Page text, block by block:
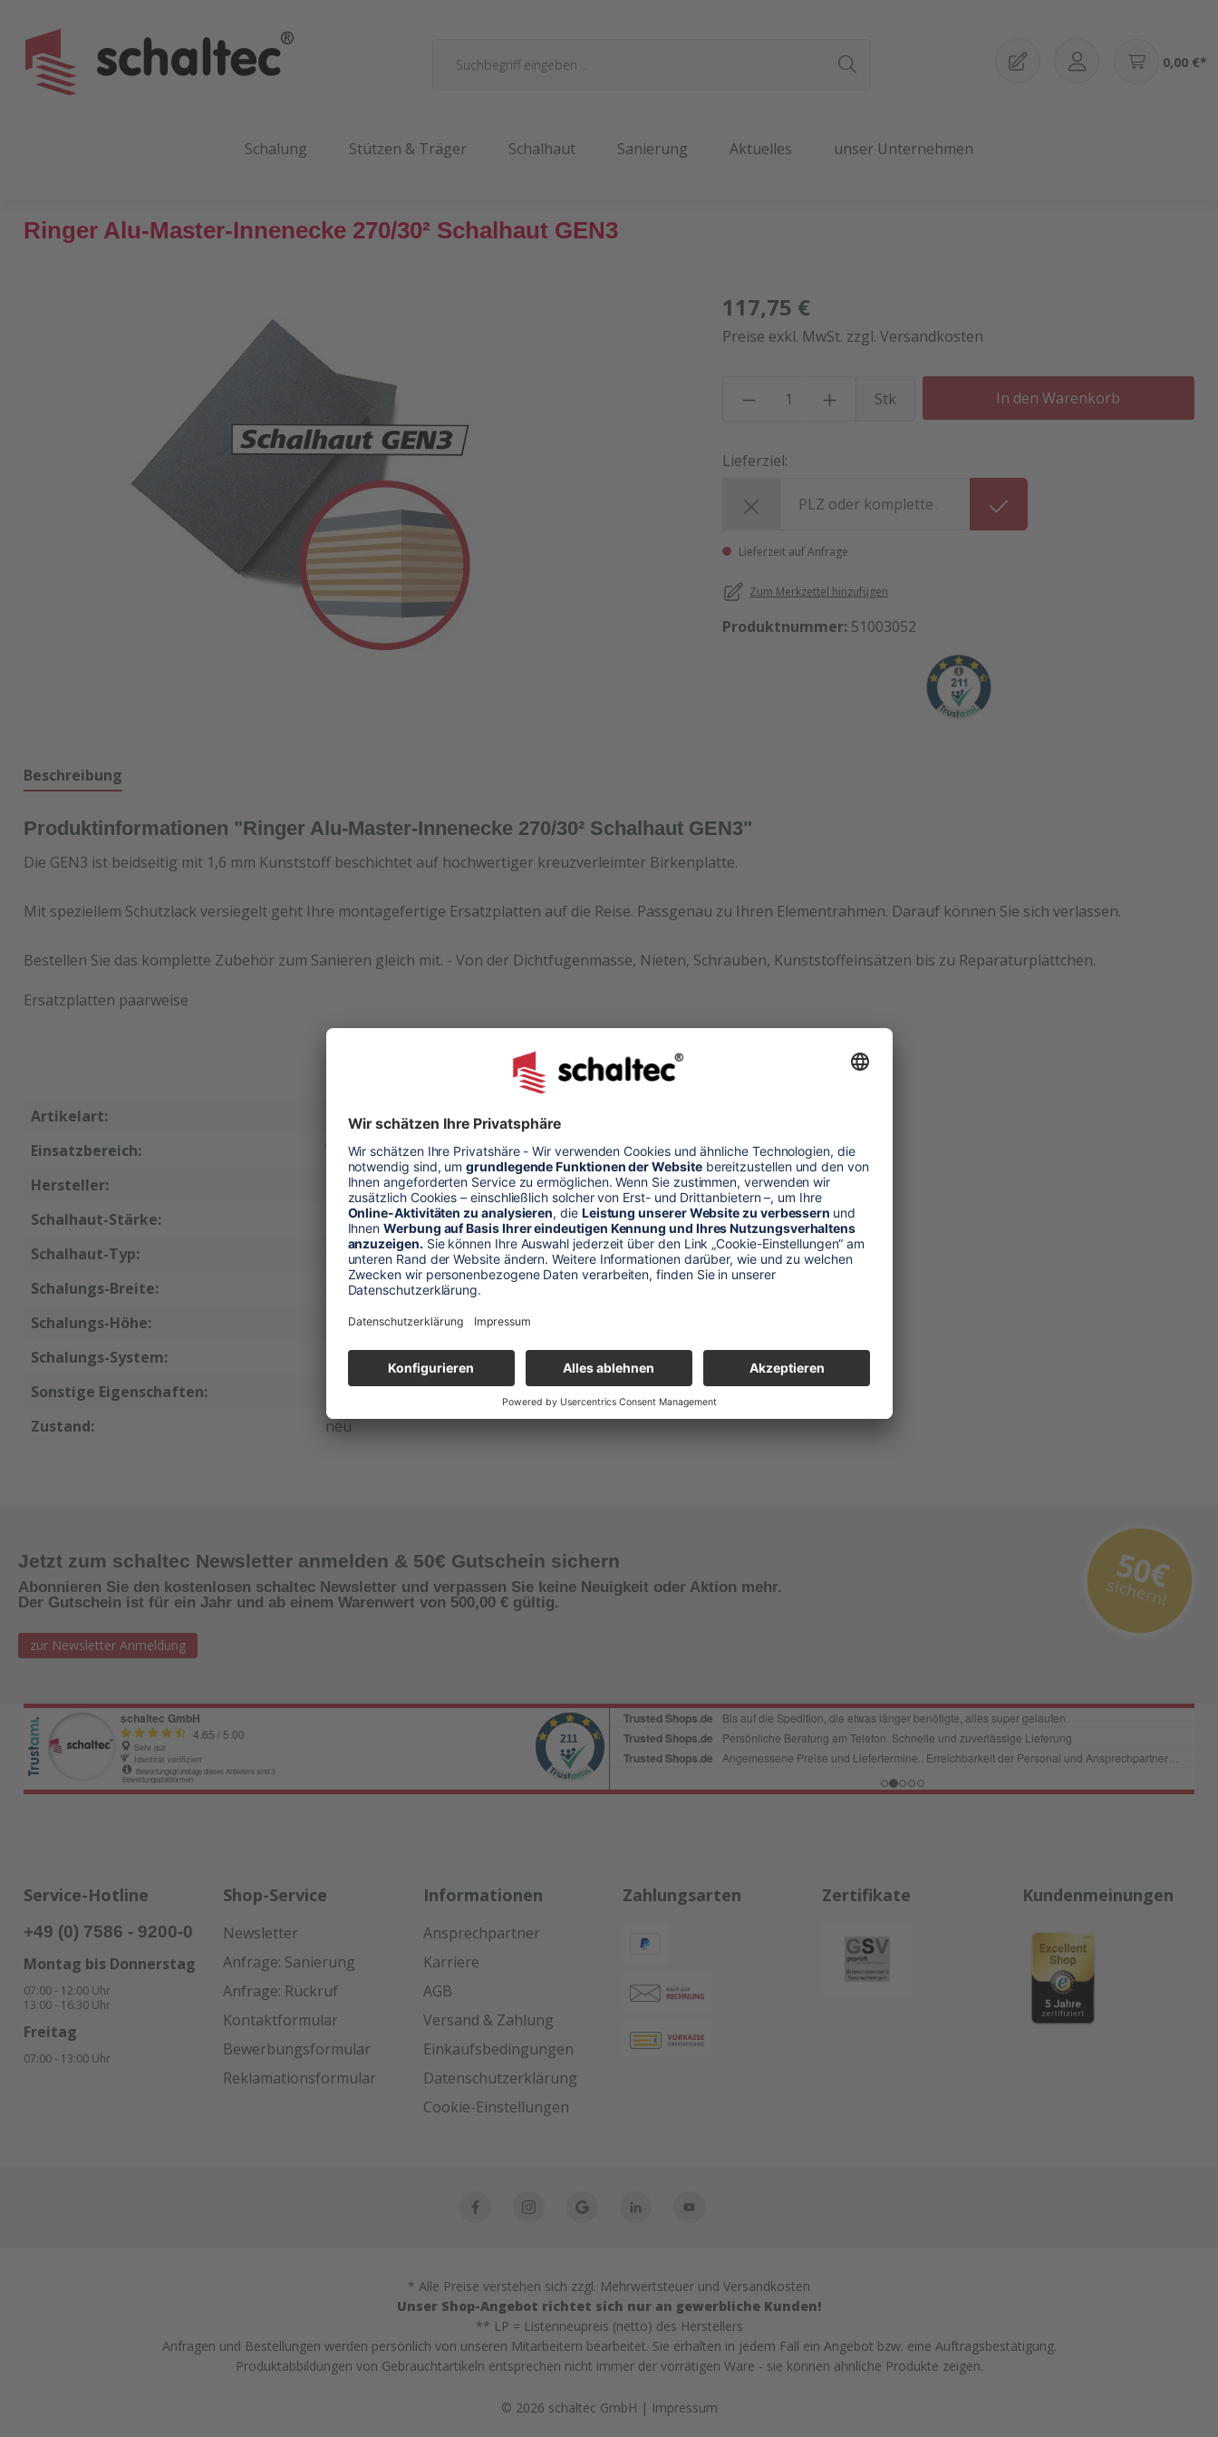
0,00 €*
Schalung Stützen & Träger Schalhaut Sanierung Aktuelles unser Unternehmen
Ringer Alu-Master-Innenecke 270/30² Schalhaut GEN3
117,75 €
Preise exkl. MwSt. zzgl. Versandkosten
Produkt Anzahl: Gib den
Stk In den Warenkorb
Lieferziel:
Lieferzeit auf Anfrage
Zum Merkzettel hinzufügen
Produktnummer: 51003052
Beschreibung
Produktinformationen "Ringer Alu-Master-Innenecke 270/30² Schalhaut GEN3"
Die GEN3 ist beidseitig mit 1,6 mm Kunststoff beschichtet auf hochwertiger kreuzverleimter Birkenplatte.
Mit speziellem Schutzlack versiegelt geht Ihre montagefertige Ersatzplatten auf die Reise. Passgenau zu Ihren Elementrahmen. Darauf können Sie sich verlassen.
Bestellen Sie das komplette Zubehör zum Sanieren gleich mit. - Von der Dichtfugenmasse, Nieten, Schrauben, Kunststoffeinsätzen bis zu Reparaturplättchen.
Ersatzplatten paarweise
Artikelart:
Ersatzschalhaut
Einsatzbereich:
Wandschalung
Hersteller:
Ringer
Schalhaut-Stärke:
18 mm
Schalhaut-Typ:
GEN3
Schalungs-Breite:
30 cm
Schalungs-Höhe:
270 cm
Schalungs-System:
Master
Sonstige Eigenschaften:
Ersatzplatten paarweise
Zustand:
neu
Jetzt zum schaltec Newsletter anmelden & 50€ Gutschein sichern
Abonnieren Sie den kostenlosen schaltec Newsletter und verpassen Sie keine Neuigkeit oder Aktion mehr.
Der Gutschein ist für ein Jahr und ab einem Warenwert von 500,00 € gültig.
zur Newsletter Anmeldung
50€
sichern!
Service-Hotline
+49 (0) 7586 - 9200-0
Montag bis Donnerstag
07:00 - 12:00 Uhr
13:00 - 16:30 Uhr
Freitag
07:00 - 13:00 Uhr
Shop-Service
Newsletter
Anfrage: Sanierung
Anfrage: Rückruf
Kontaktformular
Bewerbungsformular
Reklamationsformular
Informationen
Ansprechpartner
Karriere
AGB
Versand & Zahlung
Einkaufsbedingungen
Datenschutzerklärung
Cookie-Einstellungen
Zahlungsarten Zertifikate Kundenmeinungen
* Alle Preise verstehen sich zzgl. Mehrwertsteuer und Versandkosten
Unser Shop-Angebot richtet sich nur an gewerbliche Kunden!
** LP = Listenneupreis (netto) des Herstellers
Anfragen und Bestellungen werden persönlich von unseren Mitarbeitern bearbeitet. Sie erhalten in jedem Fall ein Angebot bzw. eine Auftragsbestätigung.
Produktabbildungen von Gebrauchtartikeln entsprechen nicht immer der vorrätigen Ware - sie können ähnliche Produkte zeigen.
© 2026 schaltec GmbH | Impressum